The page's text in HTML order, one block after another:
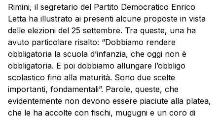
Rimini, il segretario del Partito Democratico Enrico
Letta ha illustrato ai presenti alcune proposte in vista
delle elezioni del 25 settembre. Tra queste, una ha
avuto particolare risalto: “Dobbiamo rendere
obbligatoria la scuola d’infanzia, che oggi non è
obbligatoria. E poi dobbiamo allungare l’obbligo
scolastico fino alla maturità. Sono due scelte
importanti, fondamentali”. Parole, queste, che
evidentemente non devono essere piaciute alla platea,
che le ha accolte con fischi, mugugni e un coro di